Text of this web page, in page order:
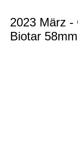
2023 März
Biotar